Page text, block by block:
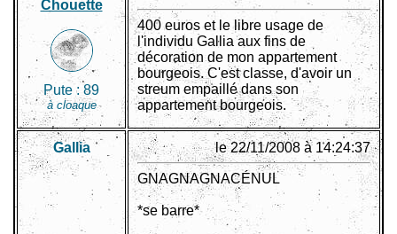
Chouette
Pute : 89
à cloaque
400 euros et le libre usage de
l'individu Gallia aux fins de
décoration de mon appartement
bourgeois. C'est classe, d'avoir un
streum empaillé dans son
appartement bourgeois.
Gallia le 22/11/2008 à 14:24:37
GNAGNAGNACÉNUL
*se barre*